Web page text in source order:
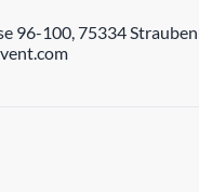
96-100, 75334